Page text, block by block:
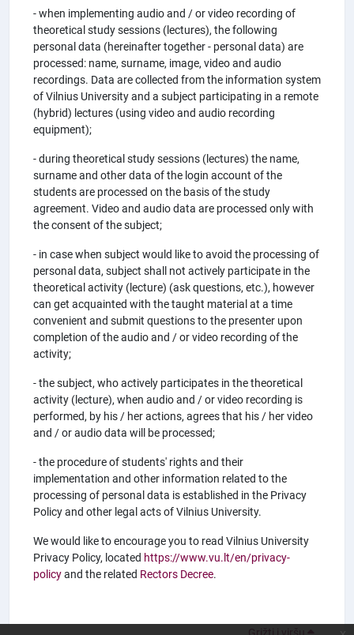
- when implementing audio and / or video recording of
theoretical study sessions (lectures), the following
personal data (hereinafter together - personal data) are
processed: name, surname, image, video and audio
recordings. Data are collected from the information system
of Vilnius University and a subject participating in a remote
(hybrid) lectures (using video and audio recording
equipment);
- during theoretical study sessions (lectures) the name,
surname and other data of the login account of the
students are processed on the basis of the study
agreement. Video and audio data are processed only with
the consent of the subject;
- in case when subject would like to avoid the processing of
personal data, subject shall not actively participate in the
theoretical activity (lecture) (ask questions, etc.), however
can get acquainted with the taught material at a time
convenient and submit questions to the presenter upon
completion of the audio and / or video recording of the
activity;
- the subject, who actively participates in the theoretical
activity (lecture), when audio and / or video recording is
performed, by his / her actions, agrees that his / her video
and / or audio data will be processed;
- the procedure of students' rights and their
implementation and other information related to the
processing of personal data is established in the Privacy
Policy and other legal acts of Vilnius University.
We would like to encourage you to read Vilnius University
Privacy Policy, located https://www.vu.lt/en/privacy-
policyand the related Rectors Decree.